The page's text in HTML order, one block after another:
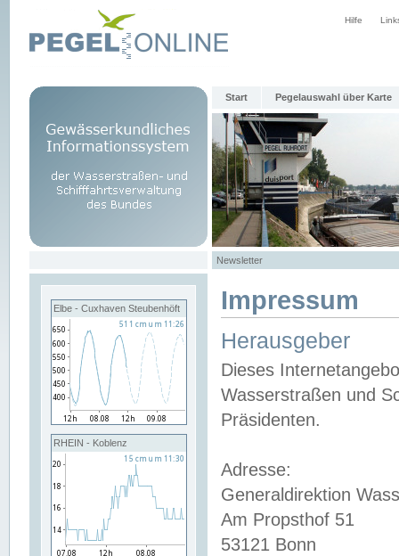
Hilfe
Start Pegelauswahl über Karte
Newsletter
Elbe - Cuxhaven Steubenhöft
RHEIN - Koblenz
Impressum
Herausgeber
Dieses
Wasserstraßen und
Präsidenten.
Adresse:
Generaldirektion
Am Propsthof 51
53121 Bonn